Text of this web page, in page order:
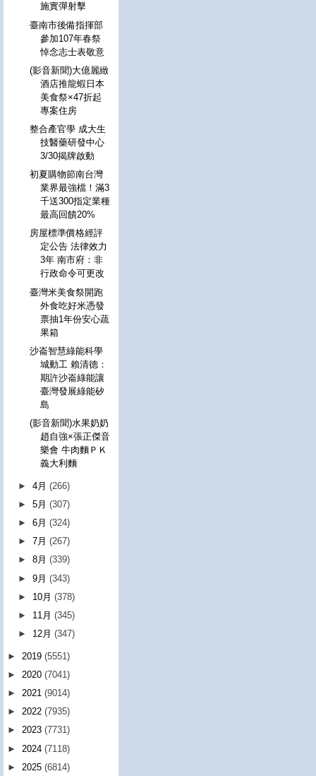
施實彈射擊
臺南市後備指揮部
參加107年春祭
悼念志士表敬意
(影音新聞)大億麗緻
酒店推龍蝦日本
美食祭×47折起
專案住房
整合產官學 成大生
技醫藥研發中心
3/30揭牌啟動
初夏購物節南台灣
業界最強檔！滿3
千送300指定業種
最高回饋20%
房屋標準價格經評
定公告 法律效力
3年 南市府：非
行政命令可更改
臺灣米美食祭開跑
外食吃好米憑發
票抽1年份安心蔬
果箱
沙崙智慧綠能科學
城動工 賴清德：
期許沙崙綠能讓
臺灣發展綠能矽
島
(影音新聞)水果奶奶
趙自強×張正傑音
樂會 牛肉麵ＰＫ
義大利麵
►4月(266)
►5月(307)
►6月(324)
►7月(267)
►8月(339)
►9月(343)
► 10月(378)
► 11月(345)
► 12月(347)
► 2019 (5551)
► 2020 (7041)
► 2021 (9014)
► 2022 (7935)
► 2023 (7731)
► 2024 (7118)
► 2025 (6814)